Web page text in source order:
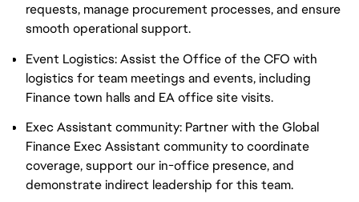
requests, manage procurement processes, and ensure
smooth operational support.
Event Logistics: Assist the Office of the CFO with
logistics for team meetings and events, including
Finance town halls and EA office site visits.
Exec Assistant community: Partner with the Global
Finance Exec Assistant community to coordinate
coverage, support our in-office presence, and
demonstrate indirect leadership for this team.